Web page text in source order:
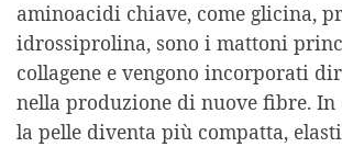
aminoacidi chiave, come glicina,
idrossiprolina, sono i mattoni
collagene e vengono incorporati
nella produzione di nuove fibre. In
la pelle diventa più compatta,